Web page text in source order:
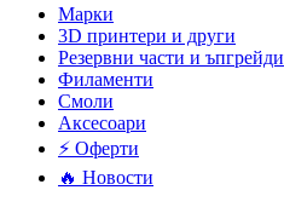
Mарки
3D принтери и други
Резервни части и ъпгрейди
Филаменти
Смоли
Аксесоари
⚡ Оферти
🔥 Новости